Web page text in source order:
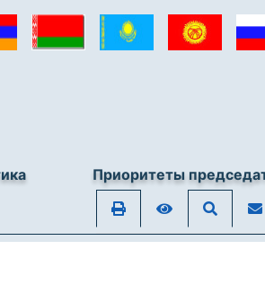
Приоритеты